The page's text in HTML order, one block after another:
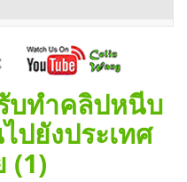
บทำคลิปหนีบ
ปยังประเทศ
(1)